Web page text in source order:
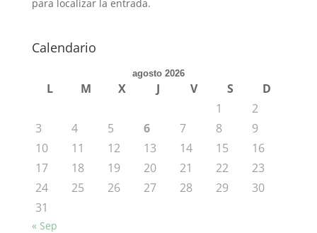
para localizar la entrada.
Calendario
agosto 2026
L M X J V S
D
1
2
3
4 5 6 7 8
9
10
11 12 13 14 15
16
17
18 19 20 21 22
23
24
25 26 27 28 29
30
31
« Sep